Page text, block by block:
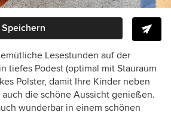
Speichern
Lesestunden auf der
tiefes Podest (optimal mit Stauraum
Polster, damit Ihre Kinder neben
die schöne Aussicht genießen.
wunderbar in einem schönen